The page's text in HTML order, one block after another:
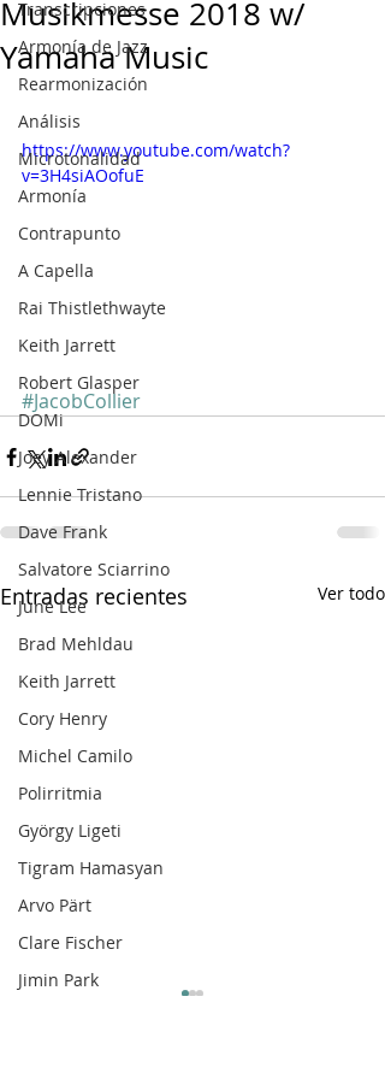
Transcripciones
Armonía de Jazz
Rearmonización
Análisis
Microtonalidad
Armonía
Contrapunto
A Capella
Rai Thistlethwayte
Keith Jarrett
Robert Glasper
DOMi
Joey Alexander
Lennie Tristano
Dave Frank
Salvatore Sciarrino
June Lee
Brad Mehldau
Keith Jarrett
Cory Henry
Michel Camilo
Polirritmia
György Ligeti
Tigram Hamasyan
Arvo Pärt
Clare Fischer
Jimin Park
Musikmesse 2018 w/
Yamaha Music
https://www.youtube.com/watch?
v=3H4siAOofuE
#JacobCollier
Entradas recientes Ver todo